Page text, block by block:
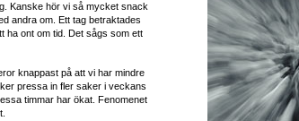
Kanske hör vi så mycket snack
andra om. Ett tag betraktades
ha ont om tid. Det sågs som ett
knappast på att vi har mindre
pressa in fler saker i veckans
timmar har ökat. Fenomenet